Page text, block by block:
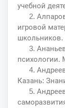
учебной
2.
игровой
школьников.
3.
психологии.
4.
Казань:
5.